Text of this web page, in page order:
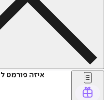
איזה פורמט